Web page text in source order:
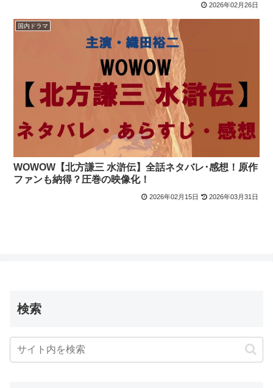
2026年02月26日
国内ドラマ
WOWOW【北方謙三 水滸伝】全話ネタバレ･感想！原作
ファンも納得？圧巻の映像化！
2026年02月15日 2026年03月31日
検索